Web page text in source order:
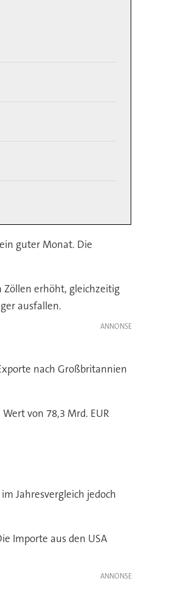
guter Monat. Die
erhöht, gleichzeitig
ausfallen.
nach Großbritannien
von 78,3 Mrd. EUR
Jahresvergleich jedoch
Importe aus den USA